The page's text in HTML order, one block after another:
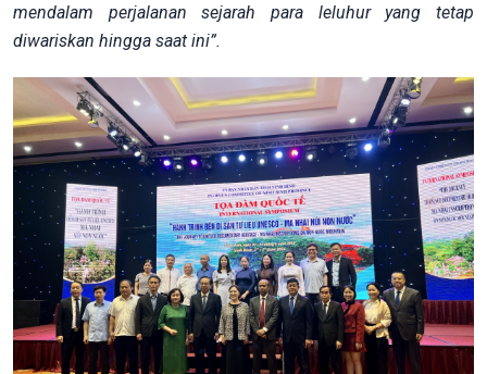
mendalam perjalanan sejarah para leluhur yang tetap
diwariskan hingga saat ini”.